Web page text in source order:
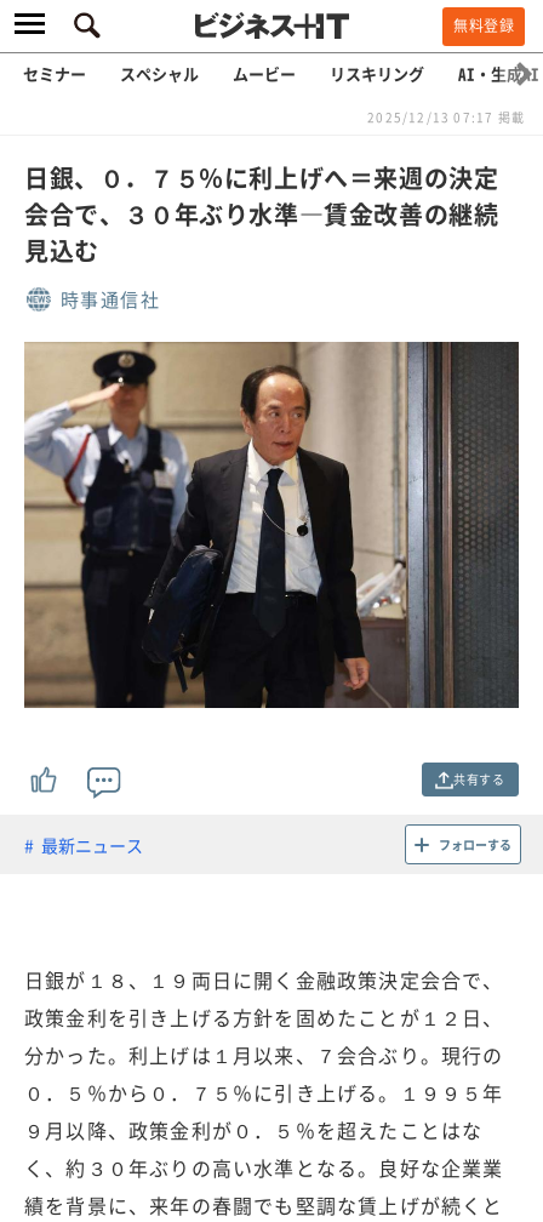
無料登録
セミナー スペシャル ムービー リスキリング AI・生成AI
2025/12/13 07:17 掲載
日銀、０．７５％に利上げへ＝来週の決定
会合で、３０年ぶり水準―賃金改善の継続
見込む
時事通信社
共有する
最新ニュース フォローする
日銀が１８、１９両日に開く金融政策決定会合で、
政策金利を引き上げる方針を固めたことが１２日、
分かった。利上げは１月以来、７会合ぶり。現行の
０．５％から０．７５％に引き上げる。１９９５年
９月以降、政策金利が０．５％を超えたことはな
く、約３０年ぶりの高い水準となる。良好な企業業
績を背景に、来年の春闘でも堅調な賃上げが続くと